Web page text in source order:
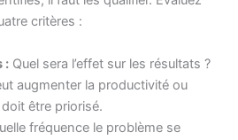
critères :
: Quel sera l’effet sur les résultats ?
augmenter la productivité ou
être priorisé.
fréquence le problème se